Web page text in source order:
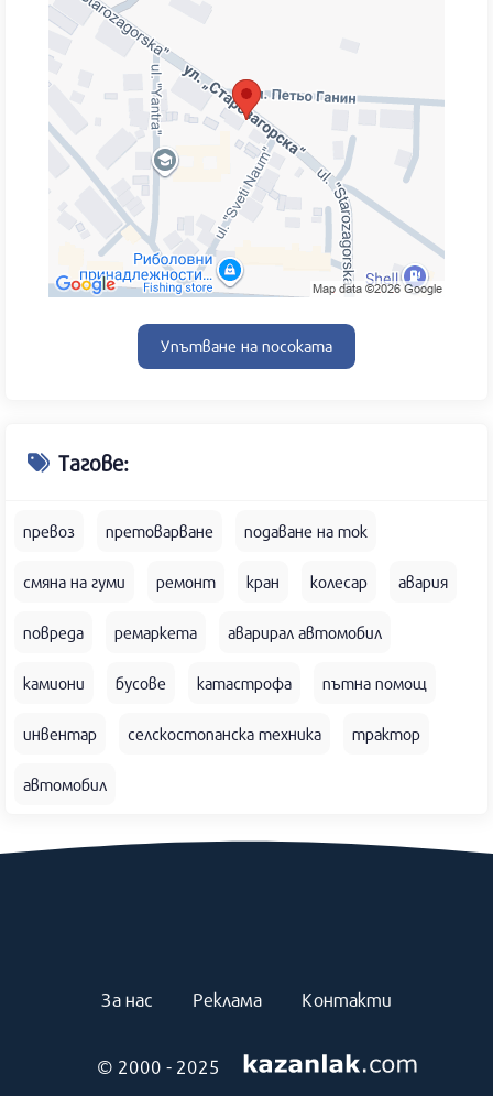
Упътване на посоката
Тагове:
превоз претоварване подаване на ток
смяна на гуми ремонт кран колесар авария
повреда ремаркета аварирал автомобил
камиони бусове катастрофа пътна помощ
инвентар селскостопанска техника трактор
автомобил
© 2000 - 2025
За нас Реклама Контакти